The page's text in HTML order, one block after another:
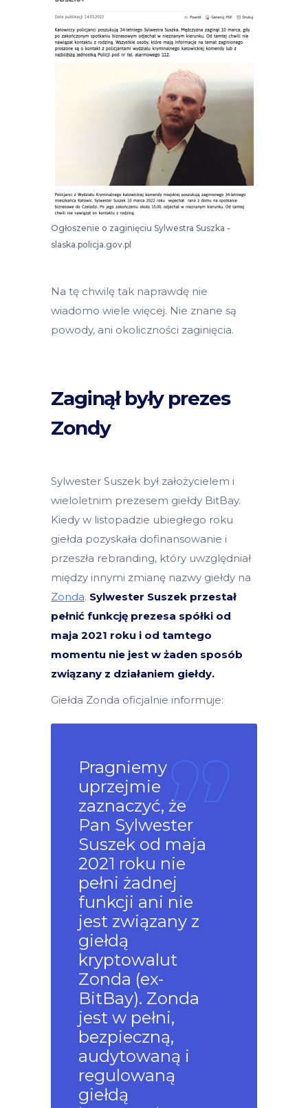
Ogłoszenie o zaginięciu Sylwestra Suszka -
slaska.policja.gov.pl
Na tę chwilę tak naprawdę nie
wiadomo wiele więcej. Nie znane są
powody, ani okoliczności zaginięcia.
Zaginął były prezes
Zondy
Sylwester Suszek był założycielem i
wieloletnim prezesem giełdy BitBay.
Kiedy w listopadzie ubiegłego roku
giełda pozyskała dofinansowanie i
przeszła rebranding, który uwzględniał
między innymi zmianę nazwy giełdy na
Zonda. Sylwester Suszek przestał
pełnić funkcję prezesa spółki od
maja 2021 roku i od tamtego
momentu nie jest w żaden sposób
związany z działaniem giełdy.
Giełda Zonda oficjalnie informuje:
Pragniemy
uprzejmie
zaznaczyć, że
Pan Sylwester
Suszek od maja
2021 roku nie
pełni żadnej
funkcji ani nie
jest związany z
giełdą
kryptowalut
Zonda (ex-
BitBay). Zonda
jest w pełni,
bezpieczną,
audytowaną i
regulowaną
giełdą